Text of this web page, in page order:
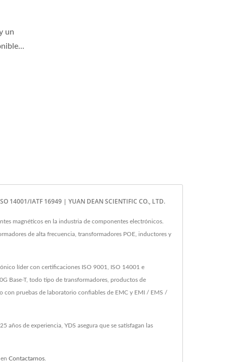
un
IATF 16949 | YUAN DEAN SCIENTIFIC CO., LTD.
magnéticos en la industria de componentes electrónicos.
de alta frecuencia, transformadores POE, inductores y
líder con certificaciones ISO 9001, ISO 14001 e
Base-T, todo tipo de transformadores, productos de
pruebas de laboratorio confiables de EMC y EMI / EMS /
de experiencia, YDS asegura que se satisfagan las
Contactarnos